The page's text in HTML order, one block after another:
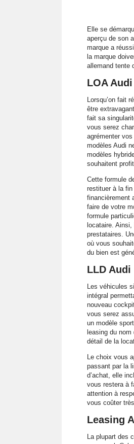
Elle se
aperçu de son
marque a
la marque
allemand tente
LOA
Lorsqu’on fait
être
fait sa
vous serez
agrémenter
modèles Audi
modèles
souhaitent
Cette formule
restituer à la
financièrement
faire de votre
formule
locataire.
prestataires.
où vous
du bien est
LLD
Les véhicules
intégral
nouveau
vous serez
un modèle
leasing du
détail de la
Le choix vous
passant par la
d’achat, elle
vous restera à
attention à
vous coûter
Leasing
La plupart des